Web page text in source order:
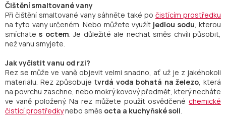
Čištění smaltované vany
Při čištění smaltované vany sáhněte také po čistícím prostředku
na tyto vany určeném. Nebo můžete využít jedlou sodu, kterou
smíchátes octem. Je důležité ale nechat směs chvíli působit,
než vanu smyjete.
Jak vyčistit vanu od rzi?
Rez se může ve vaně objevit velmi snadno, ať už je z jakéhokoli
materiálu. Rez způsobuje tvrdá voda bohatá na železo, která
na povrchu zaschne, nebo mokrý kovový předmět, který necháte
ve vaně položený. Na rez můžete použít osvědčené chemické
čistící prostředkynebo směs octa a kuchyňské soli.